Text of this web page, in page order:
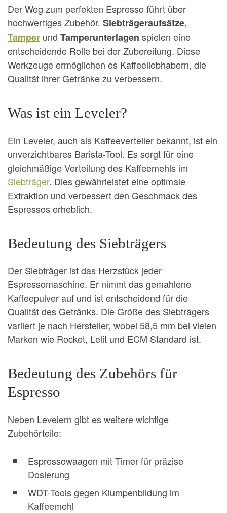
Der Weg zum perfekten Espresso führt über
hochwertiges Zubehör. Siebträgeraufsätze,
Tamper und Tamperunterlagen spielen eine
entscheidende Rolle bei der Zubereitung. Diese
Werkzeuge ermöglichen es Kaffeeliebhabern, die
Qualität ihrer Getränke zu verbessern.
Was ist ein Leveler?
Ein Leveler, auch als Kaffeeverteiler bekannt, ist ein
unverzichtbares Barista-Tool. Es sorgt für eine
gleichmäßige Verteilung des Kaffeemehls im
Siebträger. Dies gewährleistet eine optimale
Extraktion und verbessert den Geschmack des
Espressos erheblich.
Bedeutung des Siebträgers
Der Siebträger ist das Herzstück jeder
Espressomaschine. Er nimmt das gemahlene
Kaffeepulver auf und ist entscheidend für die
Qualität des Getränks. Die Größe des Siebträgers
variiert je nach Hersteller, wobei 58,5 mm bei vielen
Marken wie Rocket, Lelit und ECM Standard ist.
Bedeutung des Zubehörs für
Espresso
Neben Levelern gibt es weitere wichtige
Zubehörteile:
Espressowaagen mit Timer für präzise
Dosierung
WDT-Tools gegen Klumpenbildung im
Kaffeemehl